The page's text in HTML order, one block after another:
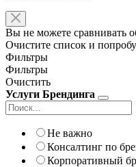
Вы не можете сравнивать
Очистите список и
Фильтры
Фильтры
Очистить
Услуги Брендинга
Не важно
Консалтинг по
Корпоративный